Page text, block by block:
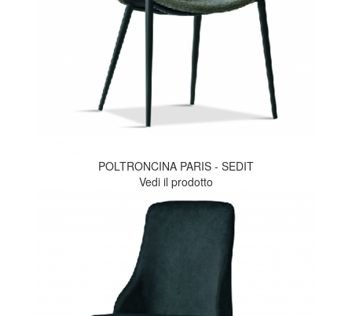
POLTRONCINA PARIS - SEDIT
Vedi il prodotto